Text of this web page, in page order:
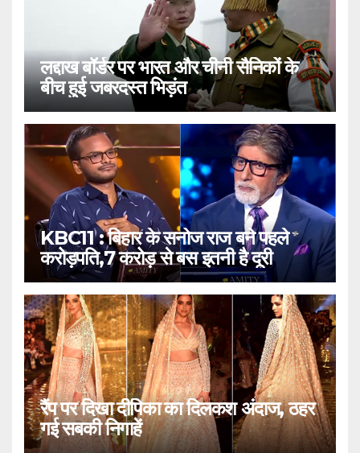
लद्दाख बॉर्डर पर भारत और चीनी सैनिकों के
बीच हुई जबरदस्त भिड़ंत
KBC11 : बिहार के सनोज राज बने पहले
करोड़पति,7 करोड़ से बस इतनी है दूरी
रैंप पर दिखा दीपिका का दिलकश अंदाज, ठहर
गई सबकी निगाहें